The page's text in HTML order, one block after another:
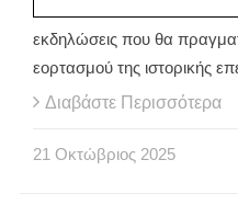
εκδηλώσεις που θα
εορτασμού της ιστορικής
Διαβάστε Περισσότερα
21 Οκτώβριος 2025